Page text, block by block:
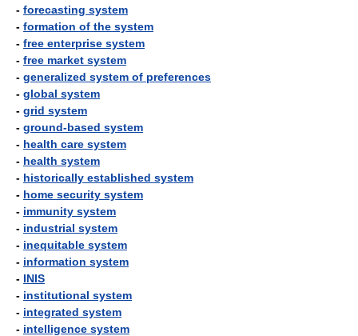
- forecasting system
- formation of the system
- free enterprise system
- free market system
- generalized system of preferences
- global system
- grid system
- ground-based system
- health care system
- health system
- historically established system
- home security system
- immunity system
- industrial system
- inequitable system
- information system
- INIS
- institutional system
- integrated system
- intelligence system